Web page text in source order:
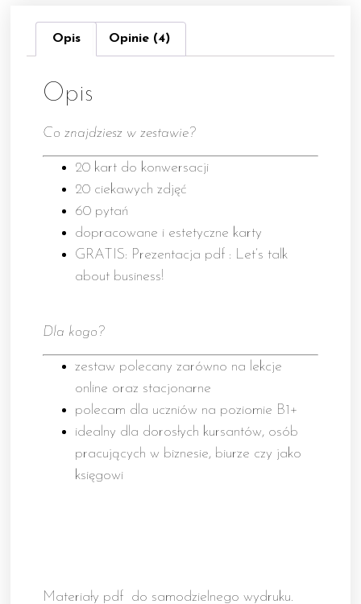
Opis Opinie (4)
Opis
Co znajdziesz w zestawie?
20 kart do konwersacji
20 ciekawych zdjęć
60 pytań
dopracowane i estetyczne karty
GRATIS: Prezentacja pdf : Let’s talk
about business!
Dla kogo?
zestaw polecany zarówno na lekcje
online oraz stacjonarne
polecam dla uczniów na poziomie B1+
idealny dla dorosłych kursantów, osób
pracujących w biznesie, biurze czy jako
księgowi
Materiały pdf do samodzielnego wydruku.